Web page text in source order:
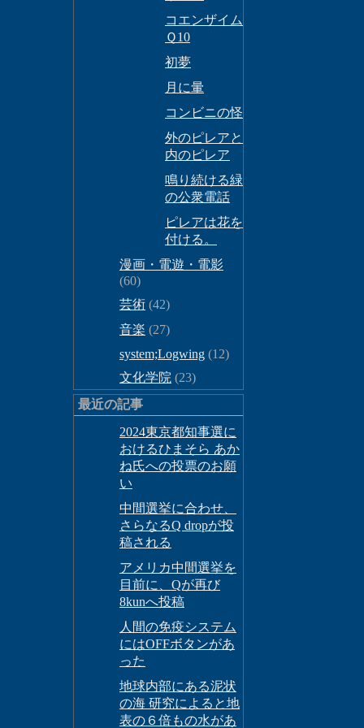
コエンザイム
Ｑ10
初夢
月に暈
コンビニの怪
外のピレアと
内のピレア
鳴り続ける緑
の公衆電話
ピレアは花を
付ける。
漫画・電遊・電影
(60)
芸術 (42)
音楽 (27)
system;Logwing (12)
文化学院 (23)
最近の記事
2024東京都知事選に
おけるひまそら あか
ね氏への投票のお願
い
中間選挙に合わせ、
さらなるQ dropが投
稿される
アメリカ中間選挙を
目前に、Qが再び
8kunへ投稿
人間の免疫システム
にはOFFボタンがあ
った
地球内部にある泥状
の海 研究によると地
表の６倍もの水があ